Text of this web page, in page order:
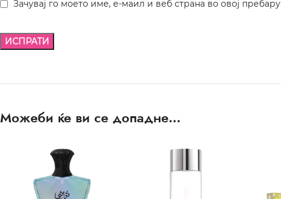
Зачувај го моето име, е-маил и веб страна во овој
Можеби ќе ви се допадне…